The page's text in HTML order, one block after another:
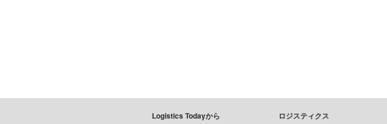
Logistics Todayから ロジスティクス